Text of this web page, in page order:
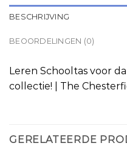
BESCHRIJVING
BEOORDELINGEN (0)
Leren Schooltas voor
collectie! | The
GERELATEERDE